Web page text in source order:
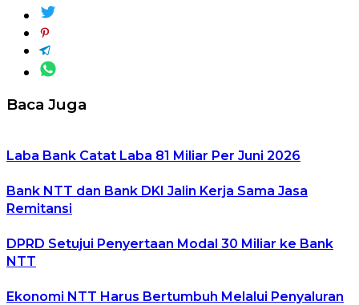
Baca Juga
Laba Bank Catat Laba 81 Miliar Per Juni 2026
Bank NTT dan Bank DKI Jalin Kerja Sama Jasa
Remitansi
DPRD Setujui Penyertaan Modal 30 Miliar ke Bank
NTT
Ekonomi NTT Harus Bertumbuh Melalui Penyaluran